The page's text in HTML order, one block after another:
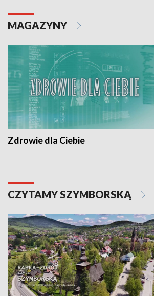
MAGAZYNY
Zdrowie dla Ciebie
CZYTAMY SZYMBORSKĄ